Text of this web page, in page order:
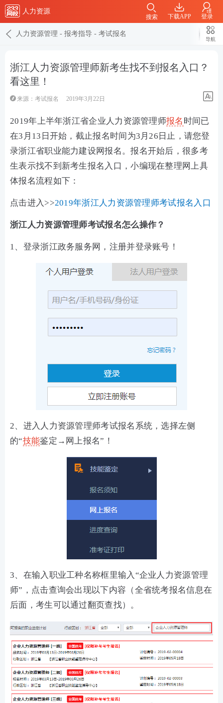
人力资源
下载APP 登录
搜索
人力资源管理 - 报考指导 - 考试报名
导航
浙江人力资源管理师新考生找不到报名入口？
看这里！
来源： 考试报名 2019年3月22日
2019年上半年浙江省企业人力资源管理师报名 时间已
在3月13日开始，截止报名时间为3月26日止，请您登
录浙江省职业能力建设网报名。报名开始后，很多考
生表示找不到新考生报名入口，小编现在整理网上具
体报名流程如下：
点击进入>>2019年浙江人力资源管理师考试报名入口
浙江人力资源管理师考试报名怎么操作？
1、登录浙江政务服务网，注册并登录账号！
2、进入人力资源管理师考试报名系统，选择左侧
的“技能鉴定→网上报名”！
3、在输入职业工种名称框里输入“企业人力资源管理
师”，点击查询会出现以下内容（全省统考报名信息在
后面，考生可以通过翻页查找）。